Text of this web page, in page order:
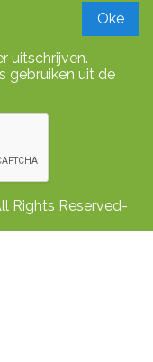
uitschrijven.
gebruiken uit de
Rights Reserved-